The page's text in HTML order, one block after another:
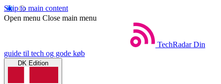
Skip to main content
Open menu Close main menu
TechRadar Din
guide til tech og gode køb
DK Edition